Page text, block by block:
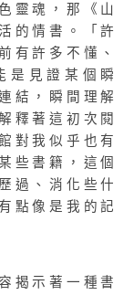
靈魂，那《山
的情書。「許
有許多不懂、
見證某個瞬
結，瞬間理解
釋著這初次閱
對我似乎也有
些書籍，這個
過、消化些什
點像是我的記
揭示著一種書